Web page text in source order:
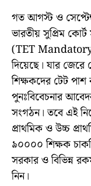
গত আগস্ট ও
ভারতীয় সুপ্রিম
(TET
দিয়েছে। যার জেরে
শিক্ষকদের টেট পাশ
পুনঃবিবেচনার
সংগঠন। তবে এই
প্রাথমিক ও উচ্চ
৯০০০০ শিক্ষক
সরকার ও বিভিন্ন
নিন।